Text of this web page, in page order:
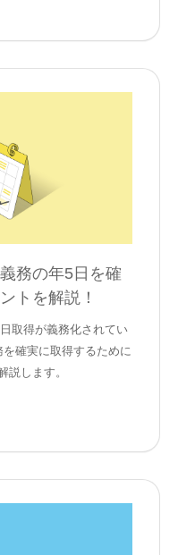
務の年5日を確
トを解説！
取得が義務化されてい
確実に取得するために
説します。